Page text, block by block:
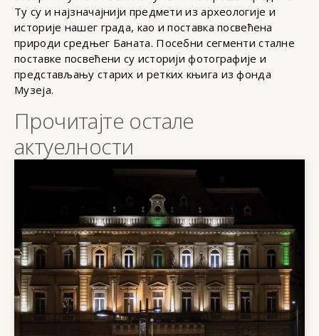
Ту су и најзначајнији предмети из археологије и
историје нашег града, као и поставка посвећена
природи средњег Баната. Посебни сегменти сталне
поставке посвећени су историји фотографије и
представљању старих и ретких књига из фонда
Музеја.
Прочитајте остале
актуелности